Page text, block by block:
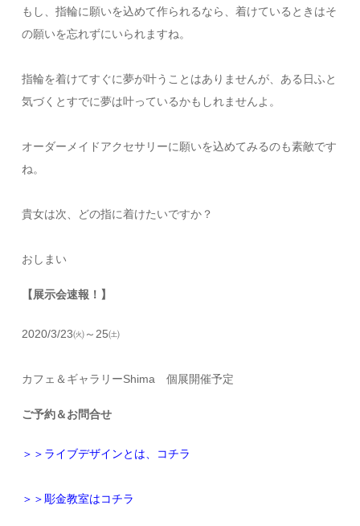
もし、指輪に願いを込めて作られるなら、着けているときはそ
の願いを忘れずにいられますね。
指輪を着けてすぐに夢が叶うことはありませんが、ある日ふと
気づくとすでに夢は叶っているかもしれませんよ。
オーダーメイドアクセサリーに願いを込めてみるのも素敵です
ね。
貴女は次、どの指に着けたいですか？
おしまい
【展示会速報！】
2020/3/23㈫～25㈯
カフェ＆ギャラリーShima 個展開催予定
ご予約＆お問合せ
＞＞ライブデザインとは、コチラ
＞＞彫金教室はコチラ